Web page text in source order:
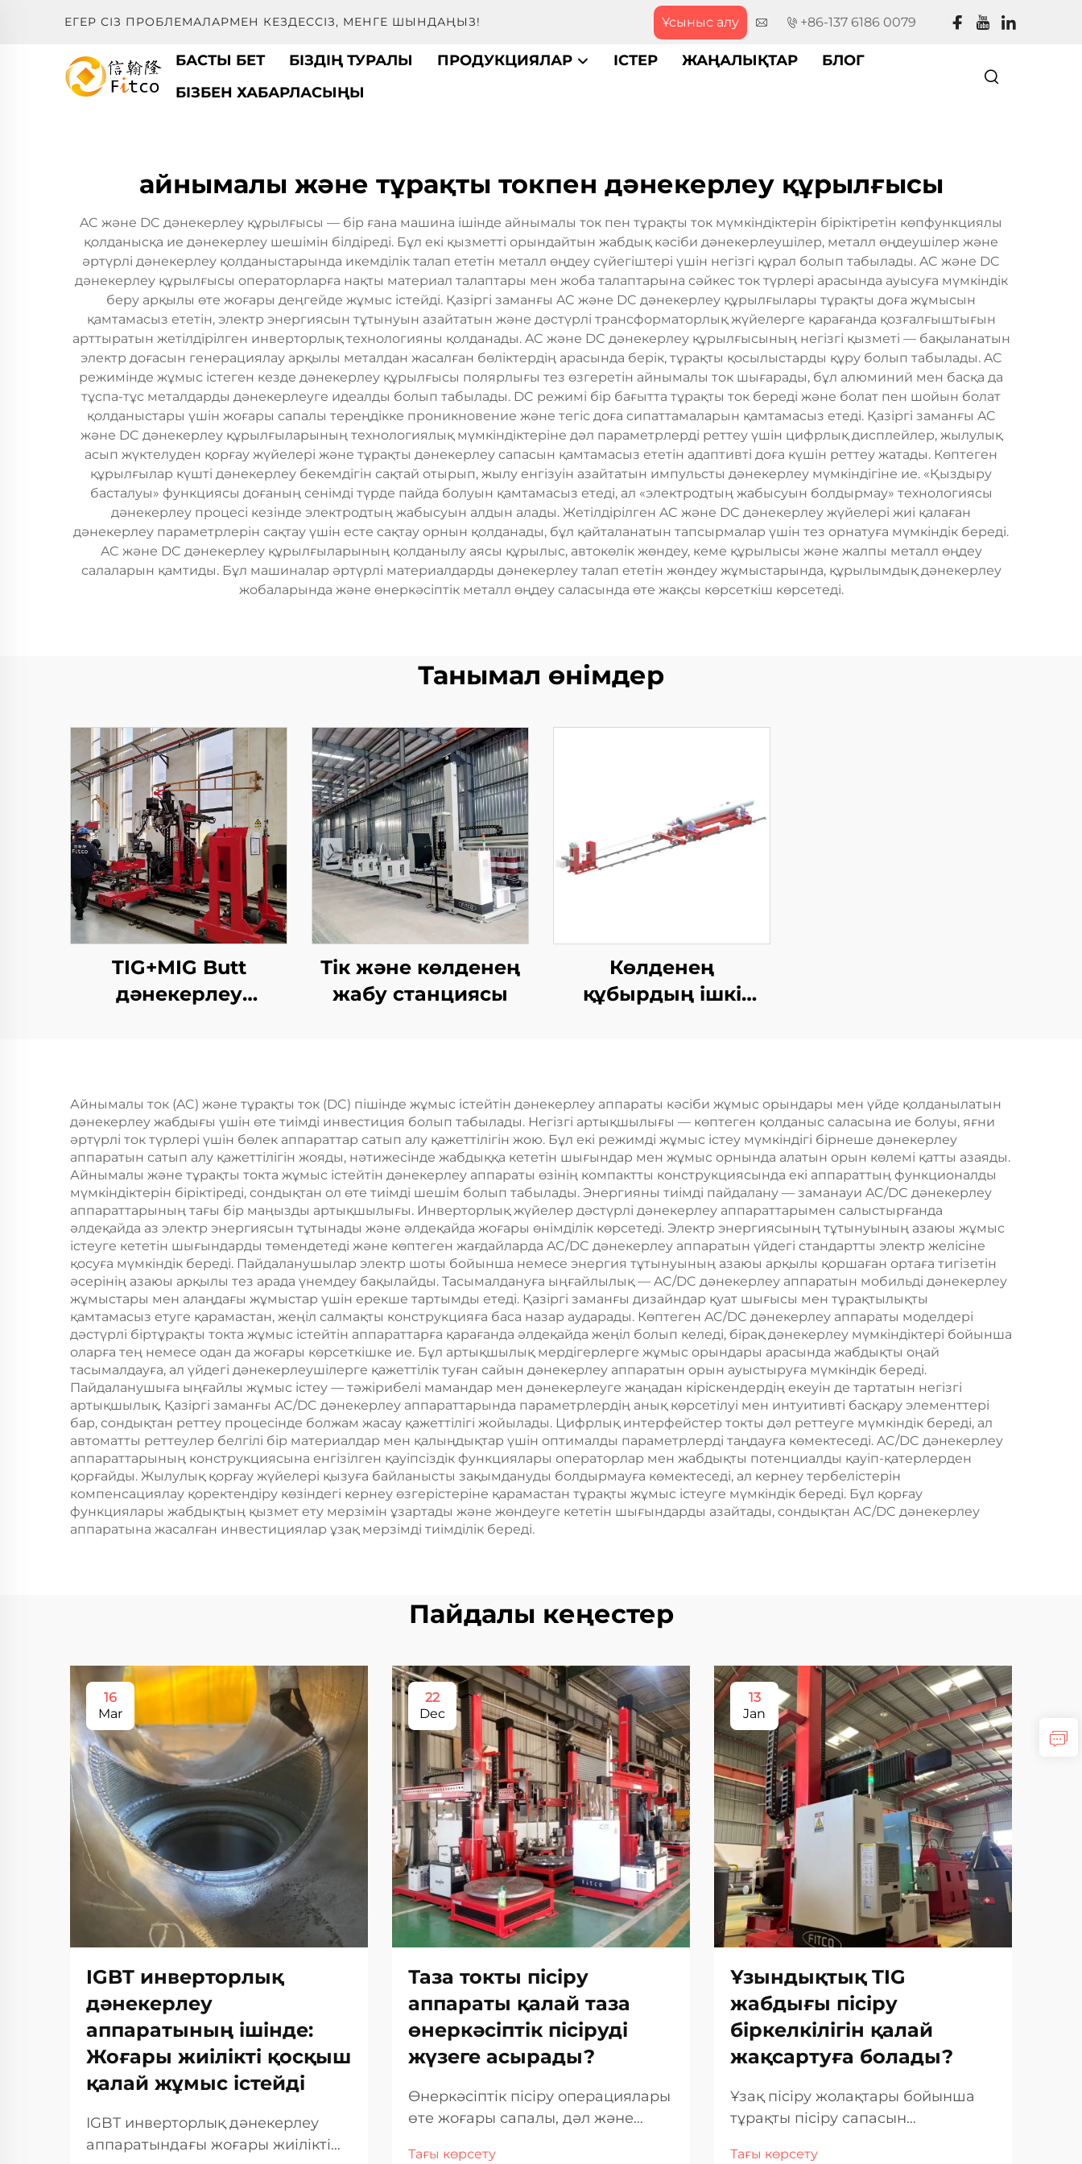
ЕГЕР СІЗ ПРОБЛЕМАЛАРМЕН КЕЗДЕССІЗ, МЕНГЕ ШЫНДАҢЫЗ! Ұсыныс алу +86-137 6186 0079
БАСТЫ БЕТ БІЗДІҢ ТУРАЛЫ ПРОДУКЦИЯЛАР ІСТЕР ЖАҢАЛЫҚТАР
БЛОГ
БІЗБЕН ХАБАРЛАСЫҢЫ
айнымалы және тұрақты токпен дәнекерлеу құрылғысы
AC және DC дәнекерлеу құрылғысы — бір ғана машина ішінде айнымалы ток пен тұрақты ток мүмкіндіктерін біріктіретін көпфункциялы
қолданысқа ие дәнекерлеу шешімін білдіреді. Бұл екі қызметті орындайтын жабдық кәсіби дәнекерлеушілер, металл өңдеушілер және
әртүрлі дәнекерлеу қолданыстарында икемділік талап ететін металл өңдеу сүйегіштері үшін негізгі құрал болып табылады. AC және DC
дәнекерлеу құрылғысы операторларға нақты материал талаптары мен жоба талаптарына сәйкес ток түрлері арасында ауысуға мүмкіндік
беру арқылы өте жоғары деңгейде жұмыс істейді. Қазіргі заманғы AC және DC дәнекерлеу құрылғылары тұрақты доға жұмысын
қамтамасыз ететін, электр энергиясын тұтынуын азайтатын және дәстүрлі трансформаторлық жүйелерге қарағанда қозғалғыштығын
арттыратын жетілдірілген инверторлық технологияны қолданады. AC және DC дәнекерлеу құрылғысының негізгі қызметі — бақыланатын
электр доғасын генерациялау арқылы металдан жасалған бөліктердің арасында берік, тұрақты қосылыстарды құру болып табылады. AC
режимінде жұмыс істеген кезде дәнекерлеу құрылғысы полярлығы тез өзгеретін айнымалы ток шығарады, бұл алюминий мен басқа да
тұспа-тұс металдарды дәнекерлеуге идеалды болып табылады. DC режимі бір бағытта тұрақты ток береді және болат пен шойын болат
қолданыстары үшін жоғары сапалы тереңдікке проникновение және тегіс доға сипаттамаларын қамтамасыз етеді. Қазіргі заманғы AC
және DC дәнекерлеу құрылғыларының технологиялық мүмкіндіктеріне дәл параметрлерді реттеу үшін цифрлық дисплейлер, жылулық
асып жүктелуден қорғау жүйелері және тұрақты дәнекерлеу сапасын қамтамасыз ететін адаптивті доға күшін реттеу жатады. Көптеген
құрылғылар күшті дәнекерлеу бекемдігін сақтай отырып, жылу енгізуін азайтатын импульсты дәнекерлеу мүмкіндігіне ие. «Қыздыру
басталуы» функциясы доғаның сенімді түрде пайда болуын қамтамасыз етеді, ал «электродтың жабысуын болдырмау» технологиясы
дәнекерлеу процесі кезінде электродтың жабысуын алдын алады. Жетілдірілген AC және DC дәнекерлеу жүйелері жиі қалаған
дәнекерлеу параметрлерін сақтау үшін есте сақтау орнын қолданады, бұл қайталанатын тапсырмалар үшін тез орнатуға мүмкіндік береді.
AC және DC дәнекерлеу құрылғыларының қолданылу аясы құрылыс, автокөлік жөндеу, кеме құрылысы және жалпы металл өңдеу
салаларын қамтиды. Бұл машиналар әртүрлі материалдарды дәнекерлеу талап ететін жөндеу жұмыстарында, құрылымдық дәнекерлеу
жобаларында және өнеркәсіптік металл өңдеу саласында өте жақсы көрсеткіш көрсетеді.
Танымал өнімдер
TIG+MIG Butt
дәнекерлеу
Тік және көлденең
жабу станциясы
Көлденең
құбырдың ішкі
Айнымалы ток (AC) және тұрақты ток (DC) пішінде жұмыс істейтін дәнекерлеу аппараты кәсіби жұмыс орындары мен үйде қолданылатын
дәнекерлеу жабдығы үшін өте тиімді инвестиция болып табылады. Негізгі артықшылығы — көптеген қолданыс саласына ие болуы, яғни
әртүрлі ток түрлері үшін бөлек аппараттар сатып алу қажеттілігін жою. Бұл екі режимді жұмыс істеу мүмкіндігі бірнеше дәнекерлеу
аппаратын сатып алу қажеттілігін жояды, нәтижесінде жабдыққа кететін шығындар мен жұмыс орнында алатын орын көлемі қатты азаяды.
Айнымалы және тұрақты токта жұмыс істейтін дәнекерлеу аппараты өзінің компактты конструкциясында екі аппараттың функционалды
мүмкіндіктерін біріктіреді, сондықтан ол өте тиімді шешім болып табылады. Энергияны тиімді пайдалану — заманауи AC/DC дәнекерлеу
аппараттарының тағы бір маңызды артықшылығы. Инверторлық жүйелер дәстүрлі дәнекерлеу аппараттарымен салыстырғанда
әлдеқайда аз электр энергиясын тұтынады және әлдеқайда жоғары өнімділік көрсетеді. Электр энергиясының тұтынуының азаюы жұмыс
істеуге кететін шығындарды төмендетеді және көптеген жағдайларда AC/DC дәнекерлеу аппаратын үйдегі стандартты электр желісіне
қосуға мүмкіндік береді. Пайдаланушылар электр шоты бойынша немесе энергия тұтынуының азаюы арқылы қоршаған ортаға тигізетін
әсерінің азаюы арқылы тез арада үнемдеу бақылайды. Тасымалдануға ыңғайлылық — AC/DC дәнекерлеу аппаратын мобильді дәнекерлеу
жұмыстары мен алаңдағы жұмыстар үшін ерекше тартымды етеді. Қазіргі заманғы дизайндар қуат шығысы мен тұрақтылықты
қамтамасыз етуге қарамастан, жеңіл салмақты конструкцияға баса назар аударады. Көптеген AC/DC дәнекерлеу аппараты моделдері
дәстүрлі біртұрақты токта жұмыс істейтін аппараттарға қарағанда әлдеқайда жеңіл болып келеді, бірақ дәнекерлеу мүмкіндіктері бойынша
оларға тең немесе одан да жоғары көрсеткішке ие. Бұл артықшылық мердігерлерге жұмыс орындары арасында жабдықты оңай
тасымалдауға, ал үйдегі дәнекерлеушілерге қажеттілік туған сайын дәнекерлеу аппаратын орын ауыстыруға мүмкіндік береді.
Пайдаланушыға ыңғайлы жұмыс істеу — тәжірибелі мамандар мен дәнекерлеуге жаңадан кіріскендердің екеуін де тартатын негізгі
артықшылық. Қазіргі заманғы AC/DC дәнекерлеу аппараттарында параметрлердің анық көрсетілуі мен интуитивті басқару элементтері
бар, сондықтан реттеу процесінде болжам жасау қажеттілігі жойылады. Цифрлық интерфейстер токты дәл реттеуге мүмкіндік береді, ал
автоматты реттеулер белгілі бір материалдар мен қалыңдықтар үшін оптималды параметрлерді таңдауға көмектеседі. AC/DC дәнекерлеу
аппараттарының конструкциясына енгізілген қауіпсіздік функциялары операторлар мен жабдықты потенциалды қауіп-қатерлерден
қорғайды. Жылулық қорғау жүйелері қызуға байланысты зақымдануды болдырмауға көмектеседі, ал кернеу тербелістерін
компенсациялау қоректендіру көзіндегі кернеу өзгерістеріне қарамастан тұрақты жұмыс істеуге мүмкіндік береді. Бұл қорғау
функциялары жабдықтың қызмет ету мерзімін ұзартады және жөндеуге кететін шығындарды азайтады, сондықтан AC/DC дәнекерлеу
аппаратына жасалған инвестициялар ұзақ мерзімді тиімділік береді.
Пайдалы кеңестер
16
Mar
IGBT инверторлық
дәнекерлеу
аппаратының ішінде:
Жоғары жиілікті қосқыш
қалай жұмыс істейді
IGBT инверторлық дәнекерлеу
аппаратындағы жоғары жиілікті
22
Dec
Таза токты пісіру
аппараты қалай таза
өнеркәсіптік пісіруді
жүзеге асырады?
Өнеркәсіптік пісіру операциялары
өте жоғары сапалы, дәл және
Тағы көрсету
13
Jan
Ұзындықтық TIG
жабдығы пісіру
біркелкілігін қалай
жақсартуға болады?
Ұзақ пісіру жолақтары бойынша
тұрақты пісіру сапасын
Тағы көрсету